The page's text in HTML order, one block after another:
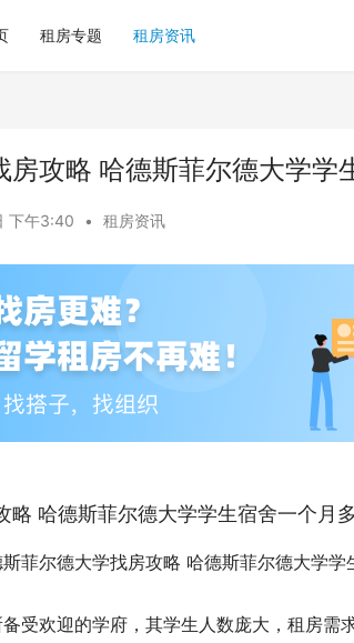
租房专题 租房资讯
房攻略 哈德斯菲尔德大学学
下午3:40 • 租房资讯
略 哈德斯菲尔德大学学生宿舍一个月
受欢迎的学府，其学生人数庞大，租房需